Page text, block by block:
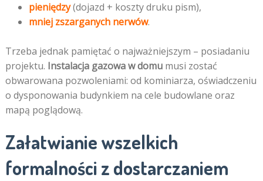
pieniędzy(dojazd + koszty druku pism),
mniej zszarganych nerwów.
Trzeba jednak pamiętać o najważniejszym – posiadaniu
projektu. Instalacja gazowa w domumusi zostać
obwarowana pozwoleniami: od kominiarza, oświadczeniu
o dysponowania budynkiem na cele budowlane oraz
mapą poglądową.
Załatwianie wszelkich
formalności z dostarczaniem